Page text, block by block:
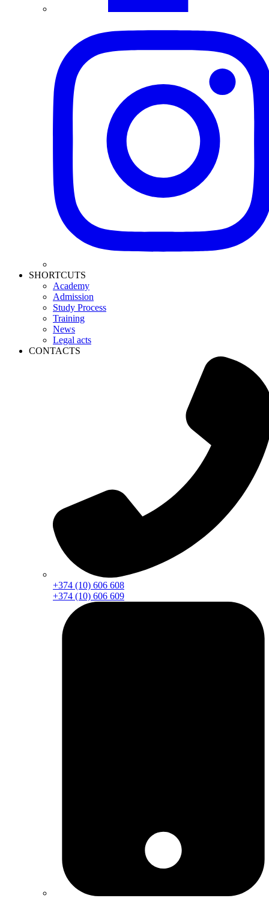
SHORTCUTS
Academy
Admission
Study Process
Training
News
Legal acts
CONTACTS
+374 (10) 606 608
+374 (10) 606 609